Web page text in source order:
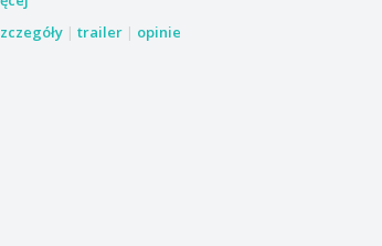
| trailer | opinie